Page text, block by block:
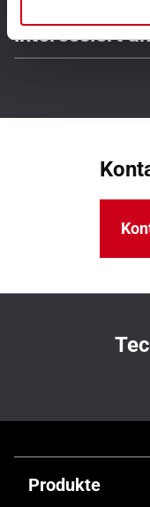
interessiert an
Produkte